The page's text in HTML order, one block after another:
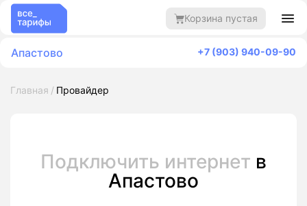
Корзина пустая
Апастово +7 (903) 940-09-90
Главная Провайдер
Подключить интернет в
Апастово